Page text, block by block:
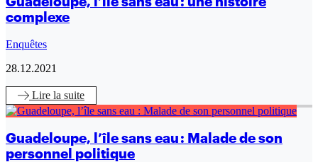
complexe
Enquêtes
28.12.2021
Lire la suite
Guadeloupe, l’île sans eau : Malade de son
personnel politique